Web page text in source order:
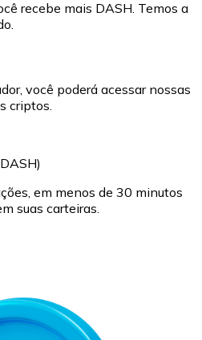
recebe mais DASH. Temos a
você poderá acessar nossas
criptos.
em menos de 30 minutos
suas carteiras.